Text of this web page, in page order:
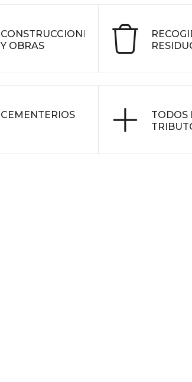
CONSTRUCCIONES
Y OBRAS
CEMENTERIOS
TODOS